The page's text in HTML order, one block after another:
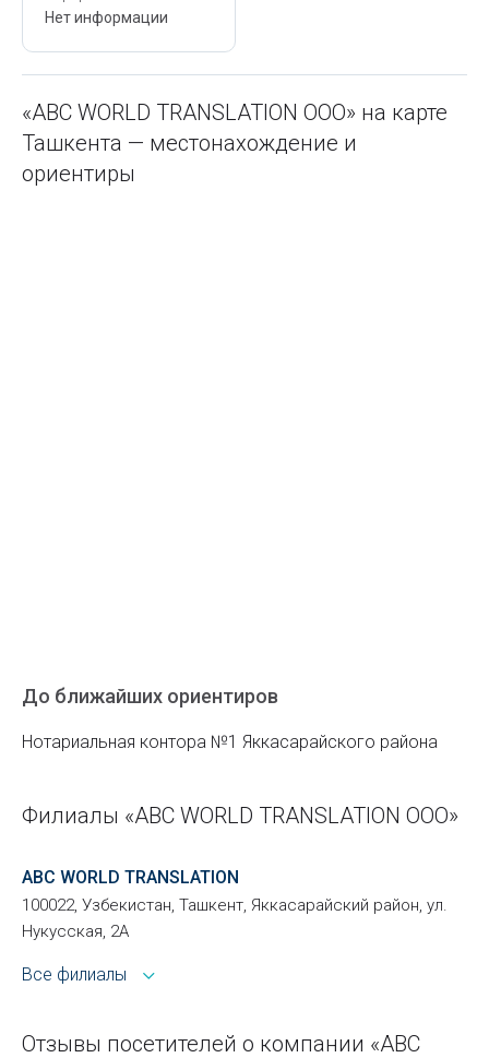
Нет информации
«ABC WORLD TRANSLATION ООО» на карте
Ташкента — местонахождение и
ориентиры
До ближайших ориентиров
Нотариальная контора №1 Яккасарайского района
Филиалы «ABC WORLD TRANSLATION ООО»
ABC WORLD TRANSLATION
100022, Узбекистан, Ташкент, Яккасарайский район, ул.
Нукусская, 2A
Все филиалы
Отзывы посетителей о компании «ABC